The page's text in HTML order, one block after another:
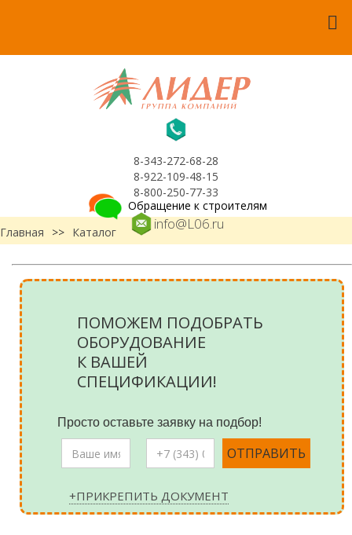
8-343-272-68-28
8-922-109-48-15
8-800-250-77-33
info@L06.ru
Обращение к строителям
Главная
>> Каталог
ПОМОЖЕМ ПОДОБРАТЬ
ОБОРУДОВАНИЕ
К ВАШЕЙ
СПЕЦИФИКАЦИИ!
Просто оставьте заявку на подбор!
+ПРИКРЕПИТЬ ДОКУМЕНТ